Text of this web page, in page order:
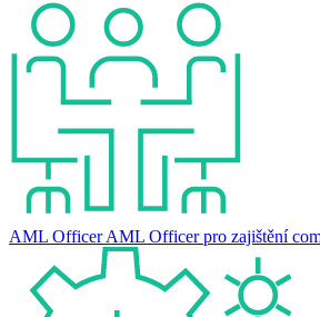
AML Officer AML Officer pro zajištění